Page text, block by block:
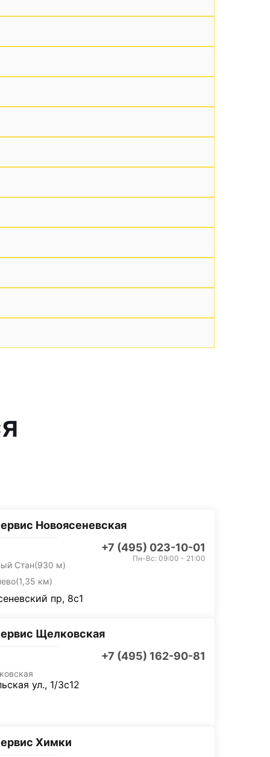
Новоясеневская
+7 (495) 023-10-01
Стан(930 м)
(1,35 км)
Пн-Вс: 09:00 - 21:00
пр, 8с1
Щелковская
+7 (495) 162-90-81
ул., 1/3с12
Химки